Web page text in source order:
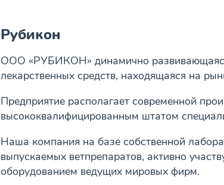
Рубикон
ООО «РУБИКОН» динамично развивающаяся
лекарственных средств, находящаяся на
Предприятие располагает современной
высококвалифицированным штатом
Наша компания на базе собственной
выпускаемых ветпрепаратов, активно
оборудованием ведущих мировых фирм.